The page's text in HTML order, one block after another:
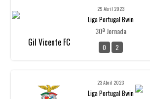
Gil Vicente FC
29 Abril 2023
Liga Portugal Bwin
30ª Jornada
0 2
23 Abril 2023
Liga Portugal Bwin